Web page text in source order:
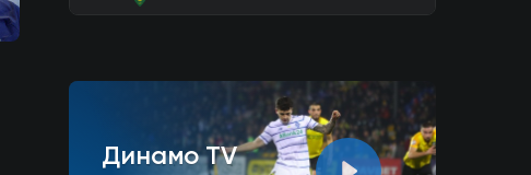
Динамо TV